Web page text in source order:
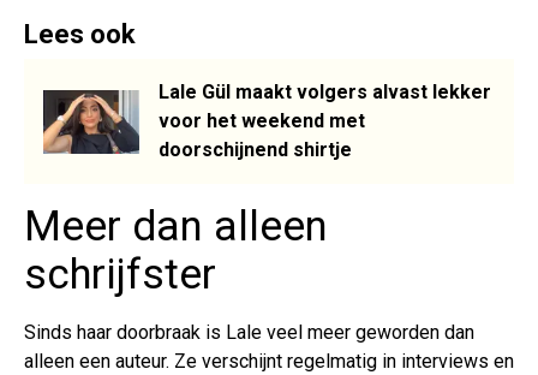
Lees ook
Lale Gül maakt volgers alvast lekker
voor het weekend met
doorschijnend shirtje
Meer dan alleen
schrijfster
Sinds haar doorbraak is Lale veel meer geworden dan
alleen een auteur. Ze verschijnt regelmatig in interviews en